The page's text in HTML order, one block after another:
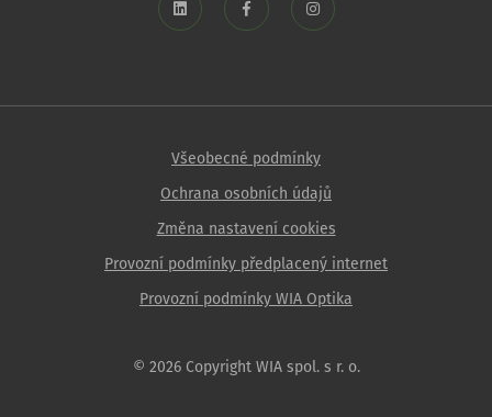
Všeobecné podmínky
Ochrana osobních údajů
Změna nastavení cookies
Provozní podmínky předplacený internet
Provozní podmínky WIA Optika
© 2026 Copyright WIA spol. s r. o.